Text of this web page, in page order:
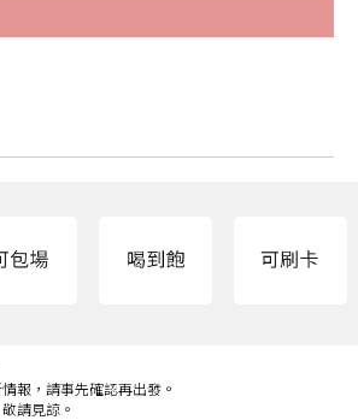
報，請事先確認再出發。
請見諒。